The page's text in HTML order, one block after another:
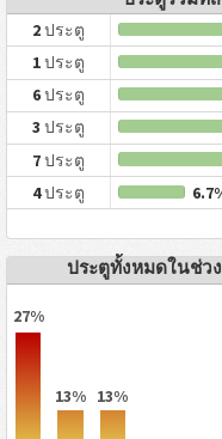
2ประตู
1ประตู
6ประตู
3ประตู
7ประตู
4ประตู
ประตูทั้งหมดในช่ว
27%
13% 13%